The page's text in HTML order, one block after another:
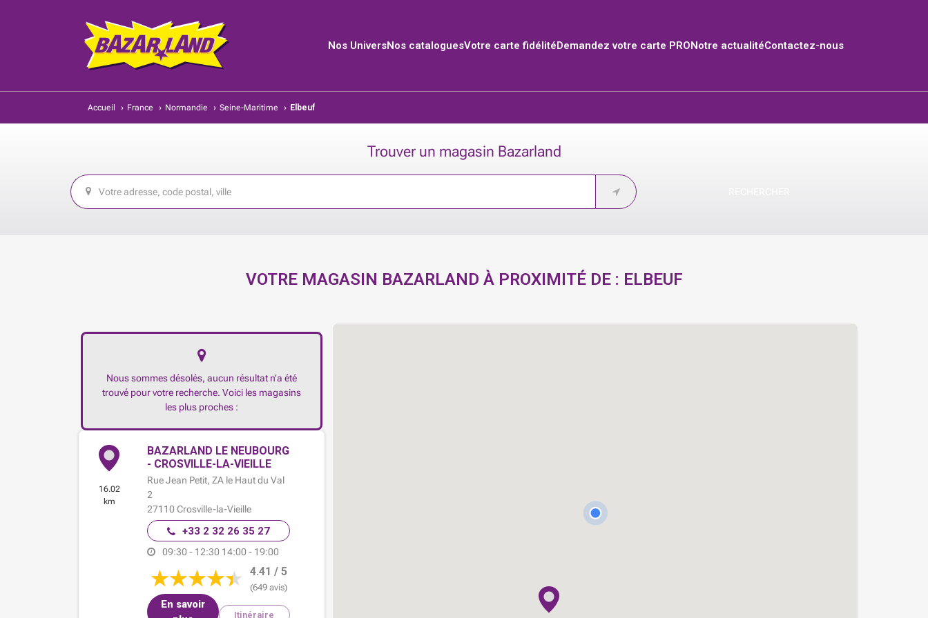
Nos UniversNos cataloguesVotre carte fidélitéDemandez votre carte PRONotre actualitéContactez-nous
Accueil › France › Normandie › Seine-Maritime › Elbeuf
Trouver un magasin Bazarland
VOTRE MAGASIN BAZARLAND À PROXIMITÉ DE : ELBEUF
Nous sommes désolés, aucun résultat n’a été
trouvé pour votre recherche. Voici les magasins
les plus proches :
16.02
km
BAZARLAND LE NEUBOURG
- CROSVILLE-LA-VIEILLE
Rue Jean Petit, ZA le Haut du Val
2
27110 Crosville-la-Vieille
+33 2 32 26 35 27
09:30 - 12:30 14:00 - 19:00
4.41 / 5
(649 avis)
En savoir
Itinéraire